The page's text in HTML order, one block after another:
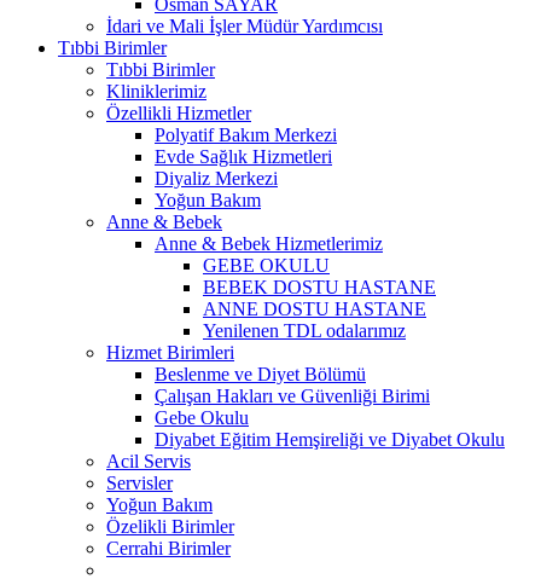
İdari ve Mali İşler Müdür Yardımcısı
Tıbbi Birimler
Tıbbi Birimler
Kliniklerimiz
Özellikli Hizmetler
Polyatif Bakım Merkezi
Evde Sağlık Hizmetleri
Diyaliz Merkezi
Yoğun Bakım
Anne & Bebek
Anne & Bebek Hizmetlerimiz
GEBE OKULU
BEBEK DOSTU HASTANE
ANNE DOSTU HASTANE
Yenilenen TDL odalarımız
Hizmet Birimleri
Beslenme ve Diyet Bölümü
Çalışan Hakları ve Güvenliği Birimi
Gebe Okulu
Diyabet Eğitim Hemşireliği ve Diyabet Okulu
Acil Servis
Servisler
Yoğun Bakım
Özelikli Birimler
Cerrahi Birimler